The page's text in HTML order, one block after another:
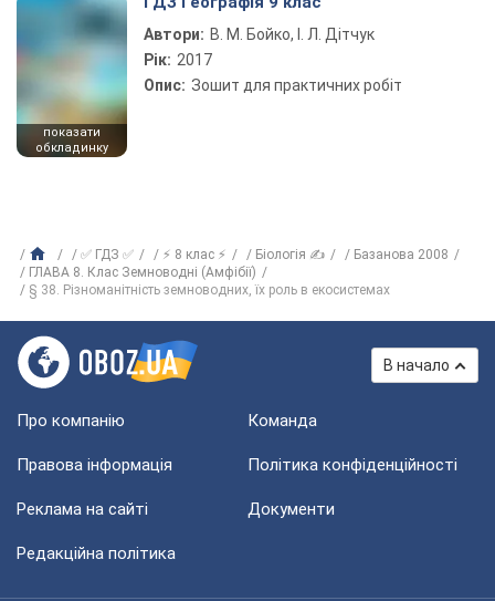
показати
обкладинку
Автори: В. М. Бойко, І. Л. Дітчук
Рік: 2017
Опис: Зошит для практичних робіт
✅ ГДЗ ✅ ⚡ 8 клас ⚡ Біологія ✍
Базанова 2008
ГЛАВА 8. Клас Земноводні (Амфібії)
§ 38. Різноманітність земноводних, їх роль в екосистемах
В начало
Про компанію Команда
Правова інформація Політика конфіденційності
Реклама на сайті Документи
Редакційна політика